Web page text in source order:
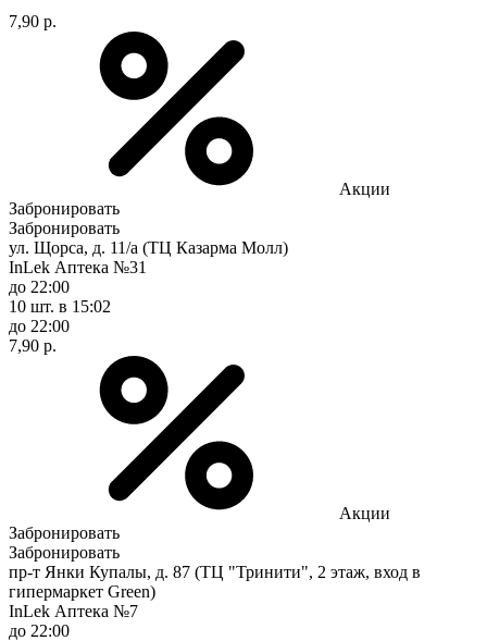
7,90 р.
Акции
Забронировать
Забронировать
ул. Щорса, д. 11/а (ТЦ Казарма Молл)
InLek Аптека №31
до 22:00
10 шт. в 15:02
до 22:00
7,90 р.
Акции
Забронировать
Забронировать
пр-т Янки Купалы, д. 87 (ТЦ "Тринити", 2 этаж, вход в
гипермаркет Green)
InLek Аптека №7
до 22:00